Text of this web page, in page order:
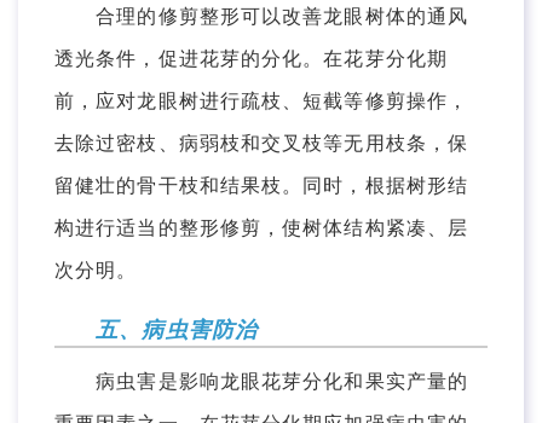
合理的修剪整形可以改善龙眼树体的通风
透光条件，促进花芽的分化。在花芽分化期
前，应对龙眼树进行疏枝、短截等修剪操作，
去除过密枝、病弱枝和交叉枝等无用枝条，保
留健壮的骨干枝和结果枝。同时，根据树形结
构进行适当的整形修剪，使树体结构紧凑、层
次分明。
五、病虫害防治
病虫害是影响龙眼花芽分化和果实产量的